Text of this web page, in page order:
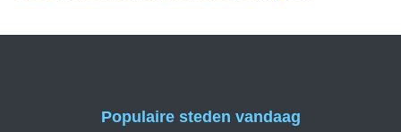
Populaire steden vandaag